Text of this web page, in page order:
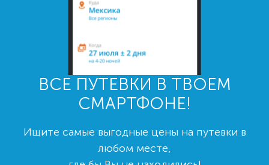
ВСЕ ПУТЕВКИ В ТВОЕМ
СМАРТФОНЕ!
Ищите самые выгодные цены на путевки в
любом месте,